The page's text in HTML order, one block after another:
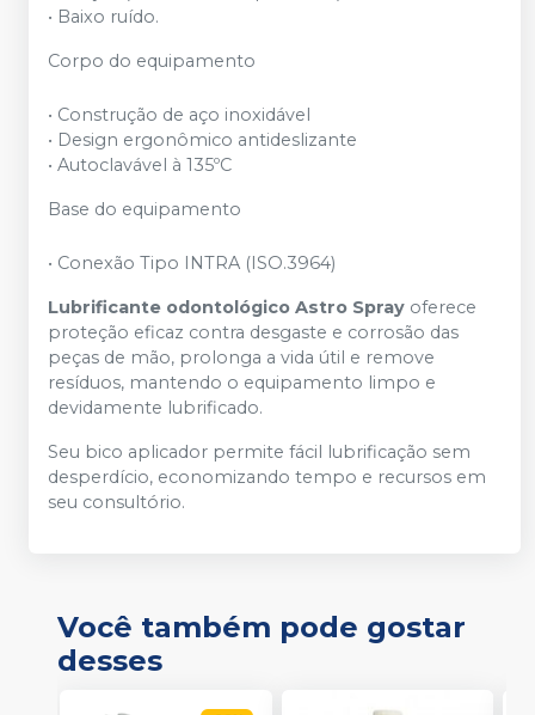
• Baixo ruído.
Corpo do equipamento
• Construção de aço inoxidável
• Design ergonômico antideslizante
• Autoclavável à 135ºC
Base do equipamento
• Conexão Tipo INTRA (ISO.3964)
Lubrificante odontológico Astro Spray oferece
proteção eficaz contra desgaste e corrosão das
peças de mão, prolonga a vida útil e remove
resíduos, mantendo o equipamento limpo e
devidamente lubrificado.
Seu bico aplicador permite fácil lubrificação sem
desperdício, economizando tempo e recursos em
seu consultório.
Você também pode gostar
desses